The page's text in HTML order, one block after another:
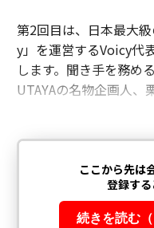
第2回目は、日本最大
y」を運営するVoicy代
します。聞き手を務め
UTAYAの名物企画人、